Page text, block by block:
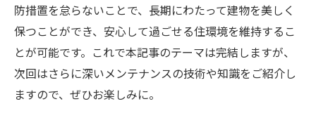
防措置を怠らないことで、長期にわたって建物を美しく
保つことができ、安心して過ごせる住環境を維持するこ
とが可能です。これで本記事のテーマは完結しますが、
次回はさらに深いメンテナンスの技術や知識をご紹介し
ますので、ぜひお楽しみに。